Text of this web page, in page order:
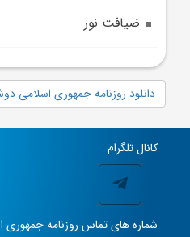
ضيافت نور
دانلود روزنامه جمهوری اسلامی دوشنبه 1404/06/17
کانال تلگرام
شماره های تماس روزنامه جمهوری